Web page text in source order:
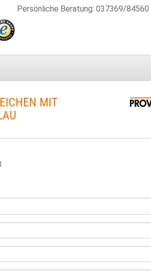
Persönliche Beratung: 037369/84560
MIT